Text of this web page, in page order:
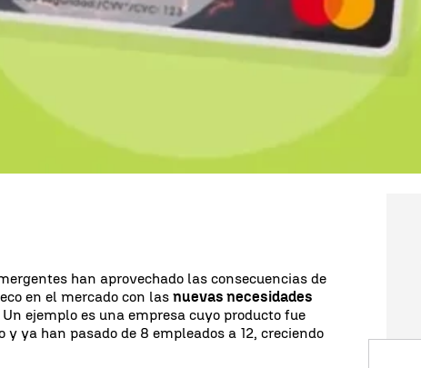
Las 'startup'crecen alrededor del 40%
nuestro país.
de los sectores económicos. Las
a severa a muchos sectores como el turismo y
logran
no solo mantenerse sino crecer
han aprovechado las consecuencias de
en el mercado con lasnuevas necesidades
Un ejemplo es una empresa cuyo producto fue
ya han pasado de 8 empleados a 12, creciendo